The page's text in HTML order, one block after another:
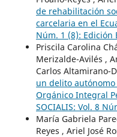
de rehabilitación
carcelaria en el
Núm. 1 (8): Edición
Priscila Carolina
Merizalde-Avilés ,
Carlos Altamirano-
un delito
Orgánico Integral
SOCIALIS: Vol. 8
María Gabriela
Reyes , Ariel José